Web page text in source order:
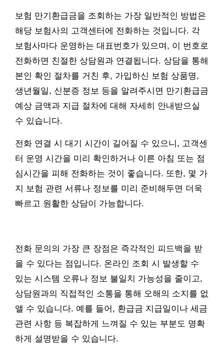
보험 만기환급금을 조회하는 가장 일반적인 방법은
해당 보험사의 고객센터에 전화하는 것입니다. 각
보험사마다 운영하는 대표번호가 있으며, 이 번호로
전화하면 친절한 상담원과 연결됩니다. 상담을 통해
본인 확인 절차를 거친 후, 가입하신 보험 상품명,
생년월일, 신분증 정보 등을 알려주시면 만기환급금
예상 금액과 지급 절차에 대해 자세히 안내받으실
수 있습니다.
전화 연결 시 대기 시간이 길어질 수 있으니, 고객센
터 운영 시간을 미리 확인하거나 이른 아침 또는 점
심시간을 피해 전화하는 것이 좋습니다. 또한, 몇 가
지 보험 관련 서류나 정보를 미리 준비해두면 더욱
빠르고 원활한 상담이 가능합니다.
전화 문의의 가장 큰 장점은 즉각적인 피드백을 받
을 수 있다는 점입니다. 온라인 조회 시 발생할 수
있는 시스템 오류나 정보 불일치 가능성을 줄이고,
상담원과의 직접적인 소통을 통해 오해의 소지를 없
앨 수 있습니다. 예를 들어, 환급금 지급일이나 세금
관련 사항 등 복잡하게 느껴질 수 있는 부분도 명확
하게 설명받을 수 있습니다.